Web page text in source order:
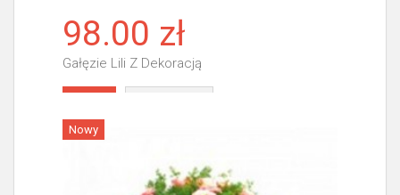
98.00 zł
Gałęzie Lili Z Dekoracją
Nowy